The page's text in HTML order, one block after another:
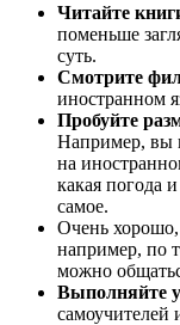
Читайте
поменьше
суть.
Смотрите
иностранном
Пробуйте
Например, вы
на
какая погода
самое.
Очень хорошо,
например, по
можно
Выполняйте
самоучителей